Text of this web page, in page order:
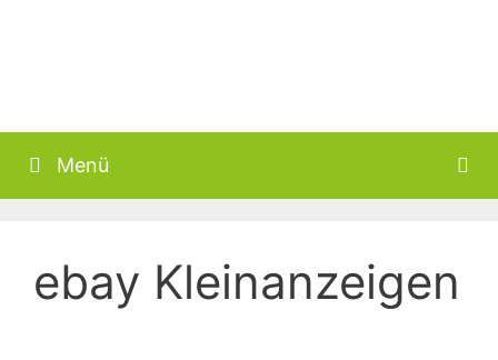
Menü
ebay Kleinanzeigen